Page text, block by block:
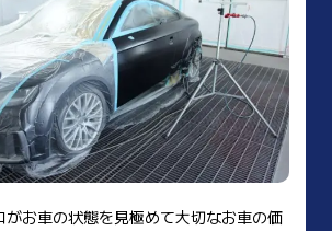
がお車の状態を見極めて大切なお車の価